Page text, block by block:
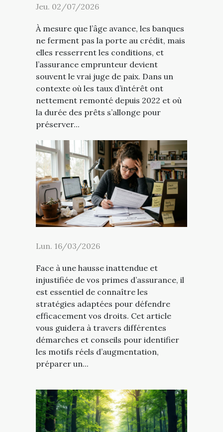
Jeu. 02/07/2026
À mesure que l’âge avance, les banques
ne ferment pas la porte au crédit, mais
elles resserrent les conditions, et
l’assurance emprunteur devient
souvent le vrai juge de paix. Dans un
contexte où les taux d’intérêt ont
nettement remonté depuis 2022 et où
la durée des prêts s’allonge pour
préserver...
Lun. 16/03/2026
Face à une hausse inattendue et
injustifiée de vos primes d’assurance, il
est essentiel de connaître les
stratégies adaptées pour défendre
efficacement vos droits. Cet article
vous guidera à travers différentes
démarches et conseils pour identifier
les motifs réels d’augmentation,
préparer un...